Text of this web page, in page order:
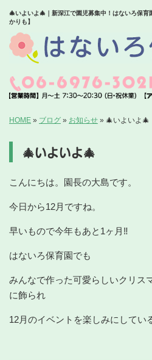
🎄いよいよ🎄｜新深江で園児募集中！はないろ保育
かりも】
HOME » ブログ » お知らせ » 🎄いよいよ🎄
🎄いよいよ🎄
こんにちは。園長の大島です。
今日から12月ですね。
早いもので今年もあと1ヶ月‼
はないろ保育園でも
みんなで作った可愛らしいクリス
に飾られ
12月のイベントを楽しみにしてい